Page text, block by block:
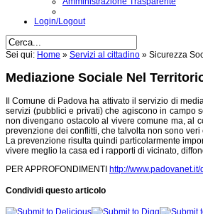
Login/Logout
Sei qui: Home » Servizi al cittadino » Sicurezza
Mediazione Sociale Nel
Il Comune di Padova ha attivato il servizio di
servizi (pubblici e privati) che agiscono in campo
non divengano ostacolo al vivere comune ma, al
prevenzione dei conflitti, che talvolta non sono
La prevenzione risulta quindi particolarmente
vivere meglio la casa ed i rapporti di vicinato,
PER APPROFONDIMENTI http://
Condividi questo articolo